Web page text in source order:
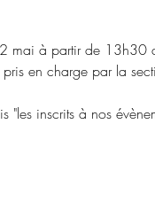
2 mai à partir de
en charge par la
"les inscrits à nos